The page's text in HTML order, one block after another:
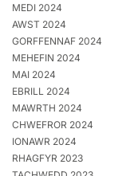
MEDI 2024
AWST 2024
GORFFENNAF 2024
MEHEFIN 2024
MAI 2024
EBRILL 2024
MAWRTH 2024
CHWEFROR 2024
IONAWR 2024
RHAGFYR 2023